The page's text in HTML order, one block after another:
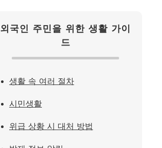
외국인 주민을 위한 생활 가이
드
생활 속 여러 절차
시민생활
위급 상황 시 대처 방법